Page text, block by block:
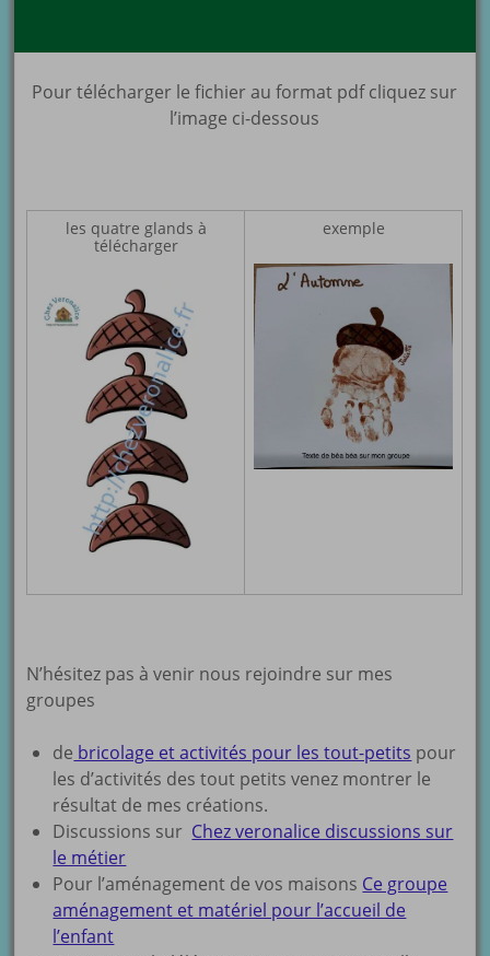
Pour télécharger le fichier au format pdf cliquez sur
l’image ci-dessous
les quatre glands à
télécharger
exemple
N’hésitez pas à venir nous rejoindre sur mes
groupes
de bricolage et activités pour les tout-petits pour
les d’activités des tout petits venez montrer le
résultat de mes créations.
Discussions sur Chez veronalice discussions sur
le métier
Pour l’aménagement de vos maisons Ce groupe
aménagement et matériel pour l’accueil de
l’enfant